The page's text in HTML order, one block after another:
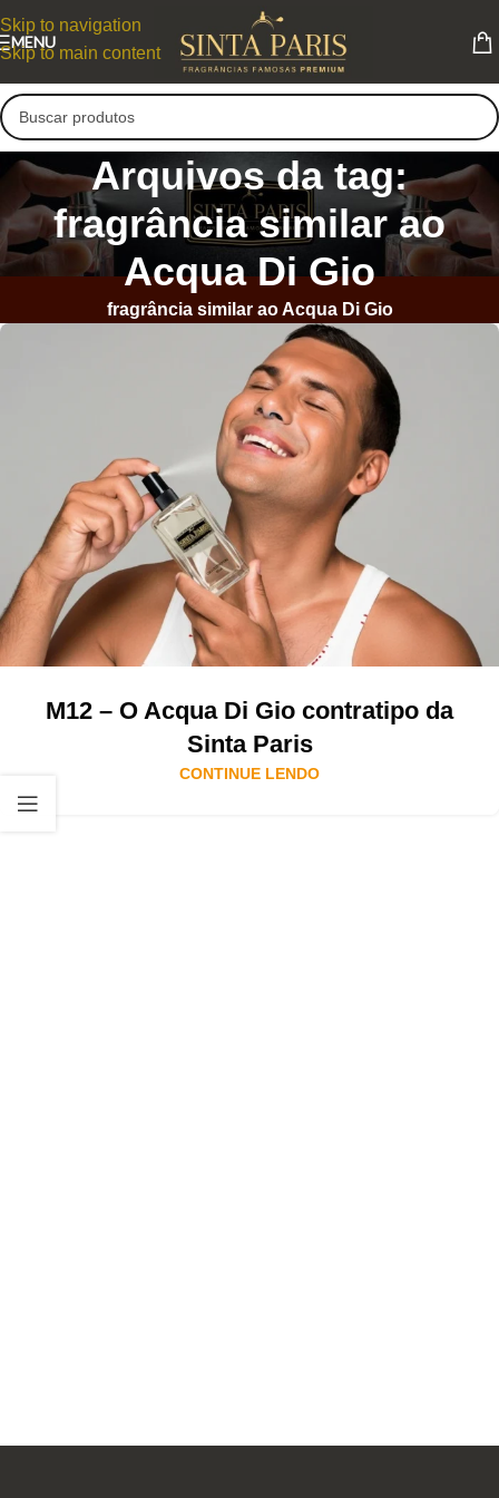
Skip to navigation
Skip to main content
MENU
Arquivos da tag:
fragrância similar ao
Acqua Di Gio
fragrância similar ao Acqua Di Gio
M12 – O Acqua Di Gio contratipo da
Sinta Paris
CONTINUE LENDO